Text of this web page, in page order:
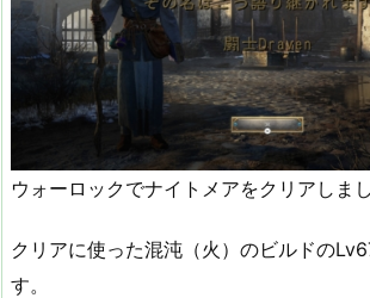
ウォーロックでナイトメアをクリアしまし
クリアに使った混沌（火）のビルドの
す。